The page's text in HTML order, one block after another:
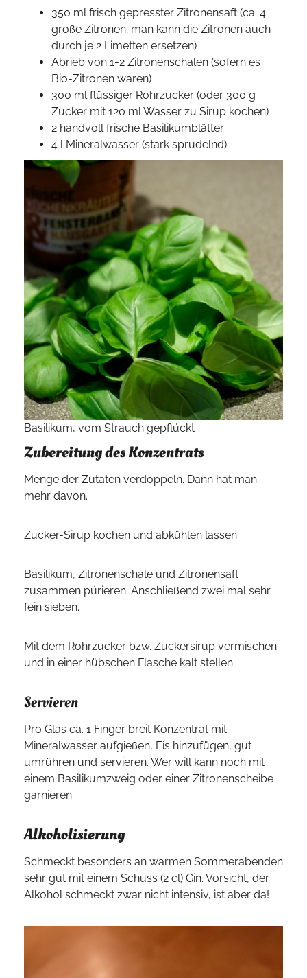
350 ml frisch gepresster Zitronensaft (ca. 4
große Zitronen; man kann die Zitronen auch
durch je 2 Limetten ersetzen)
Abrieb von 1-2 Zitronenschalen (sofern es
Bio-Zitronen waren)
300 ml flüssiger Rohrzucker (oder 300 g
Zucker mit 120 ml Wasser zu Sirup kochen)
2 handvoll frische Basilikumblätter
4 l Mineralwasser (stark sprudelnd)
Basilikum, vom Strauch gepflückt
Zubereitung des Konzentrats
Menge der Zutaten verdoppeln. Dann hat man
mehr davon.
Zucker-Sirup kochen und abkühlen lassen.
Basilikum, Zitronenschale und Zitronensaft
zusammen pürieren. Anschließend zwei mal sehr
fein sieben.
Mit dem Rohrzucker bzw. Zuckersirup vermischen
und in einer hübschen Flasche kalt stellen.
Servieren
Pro Glas ca. 1 Finger breit Konzentrat mit
Mineralwasser aufgießen, Eis hinzufügen, gut
umrühren und servieren. Wer will kann noch mit
einem Basilikumzweig oder einer Zitronenscheibe
garnieren.
Alkoholisierung
Schmeckt besonders an warmen Sommerabenden
sehr gut mit einem Schuss (2 cl) Gin. Vorsicht, der
Alkohol schmeckt zwar nicht intensiv, ist aber da!